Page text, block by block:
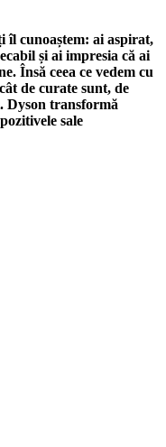
îl cunoaștem: ai aspirat,
și ai impresia că ai
Însă ceea ce vedem cu
de curate sunt, de
Dyson transformă
sale